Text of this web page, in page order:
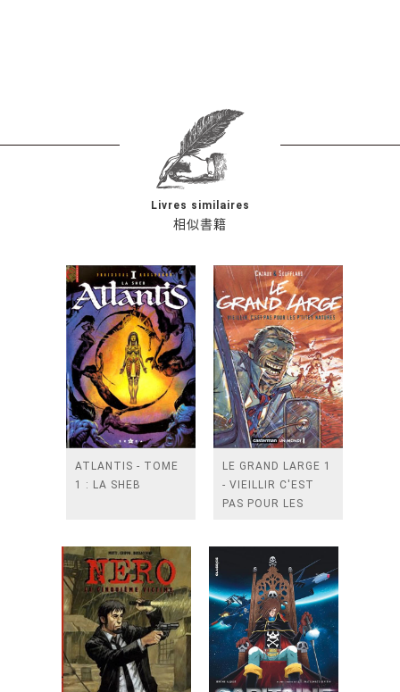
相似書籍
Livres similaires
ATLANTIS - TOME
1 : LA SHEB
LE GRAND LARGE 1
- VIEILLIR C'EST
PAS POUR LES